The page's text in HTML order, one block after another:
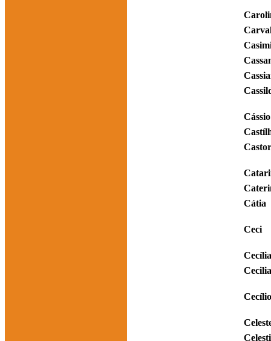
Cássio
Castor
Cátia
Ceci
Cecília
Cecílio